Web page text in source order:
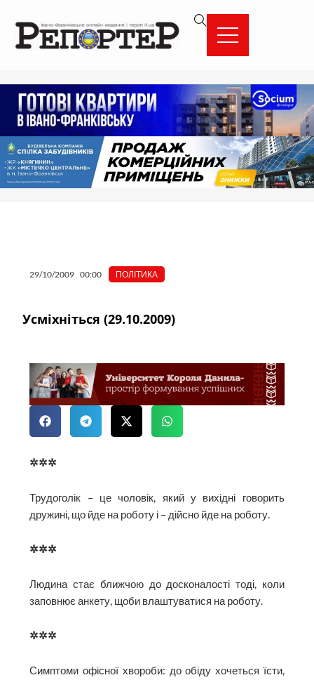
вмісту
29/10/2009 00:00 ПОЛІТИКА
Усміхніться (29.10.2009)
✲✲✲
Трудоголік – це чоловік, який у вихідні говорить
дружині, що йде на роботу і – дійсно йде на роботу.
✲✲✲
Людина стає ближчою до досконалості тоді, коли
заповнює анкету, щоби влаштуватися на роботу.
✲✲✲
Симптоми офісної хвороби: до обіду хочеться їсти,